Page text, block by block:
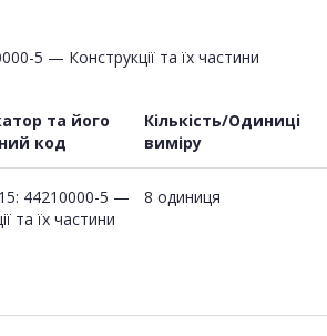
5 — Конструкції та їх частини
та його
код
Кількість/Одиниці
виміру
44210000-5 —
та їх частини
8 одиниця